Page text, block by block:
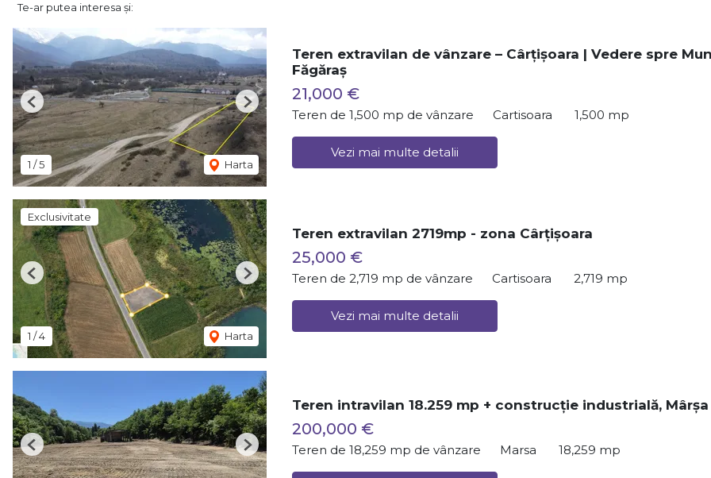
Te-ar putea interesa și:
1 /5 Harta
Previous Next
Teren extravilan de vânzare – Cârțișoara | Vedere spre
Făgăraș
21,000 €
Teren de 1,500 mp de vânzare Cartisoara 1,500 mp
Vezi mai multe detalii
Exclusivitate
1 /4 Harta
Previous Next
Teren extravilan 2719mp - zona Cârțișoara
25,000 €
Teren de 2,719 mp de vânzare Cartisoara 2,719 mp
Vezi mai multe detalii
Previous Next
Teren intravilan 18.259 mp + construcție industrială, Mârșa
200,000 €
Teren de 18,259 mp de vânzare Marsa 18,259 mp